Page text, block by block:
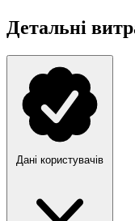
Детальні
Дані користувачів